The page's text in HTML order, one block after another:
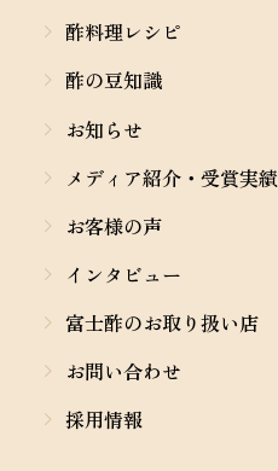
酢料理レシピ
酢の豆知識
お知らせ
メディア紹介・受賞実績
お客様の声
インタビュー
富士酢のお取り扱い店
お問い合わせ
採用情報